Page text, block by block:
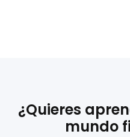
¿Quieres
mundo